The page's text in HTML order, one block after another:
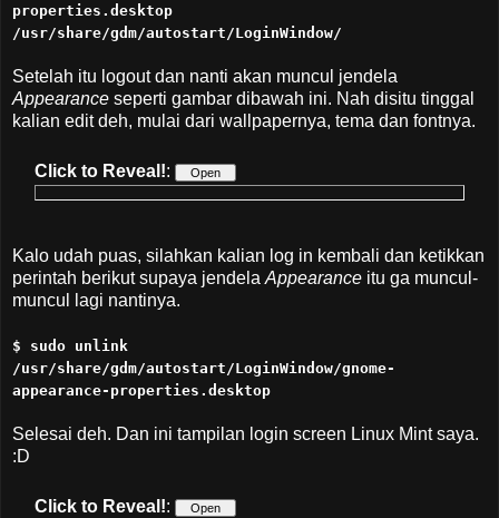
properties.desktop
/usr/share/gdm/autostart/LoginWindow/
Setelah itu logout dan nanti akan muncul jendela
Appearance seperti gambar dibawah ini. Nah disitu tinggal
kalian edit deh, mulai dari wallpapernya, tema dan fontnya.
Click to Reveal!:
Kalo udah puas, silahkan kalian log in kembali dan ketikkan
perintah berikut supaya jendela Appearance itu ga muncul-
muncul lagi nantinya.
$ sudo unlink
/usr/share/gdm/autostart/LoginWindow/gnome-
appearance-properties.desktop
Selesai deh. Dan ini tampilan login screen Linux Mint saya.
:D
Click to Reveal!: